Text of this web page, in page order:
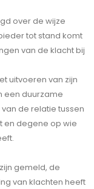
over de wijze
tot stand komt
van de klacht bij
uitvoeren van zijn
een duurzame
de relatie tussen
en degene op wie
gemeld, de
van klachten heeft